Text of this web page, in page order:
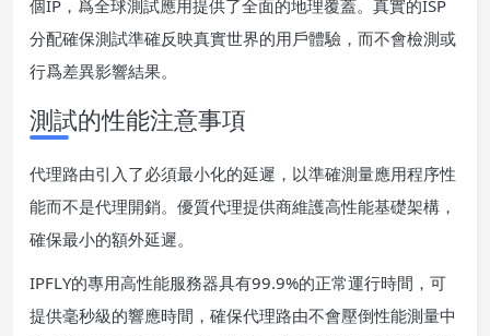
個IP，爲全球測試應用提供了全面的地理覆蓋。真實的ISP
分配確保測試準確反映真實世界的用戶體驗，而不會檢測或
行爲差異影響結果。
測試的性能注意事項
代理路由引入了必須最小化的延遲，以準確測量應用程序性
能而不是代理開銷。優質代理提供商維護高性能基礎架構，
確保最小的額外延遲。
IPFLY的專用高性能服務器具有99.9%的正常運行時間，可
提供毫秒級的響應時間，確保代理路由不會壓倒性能測量中